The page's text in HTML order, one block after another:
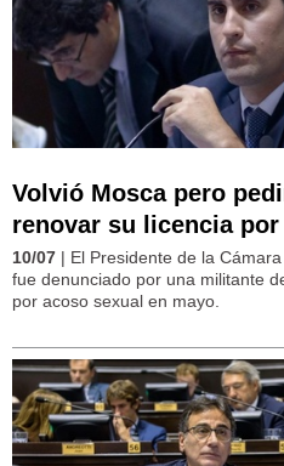
Volvió Mosca pero
renovar su licencia por
10/07 | El Presidente de la
fue denunciado por una militante
por acoso sexual en mayo.